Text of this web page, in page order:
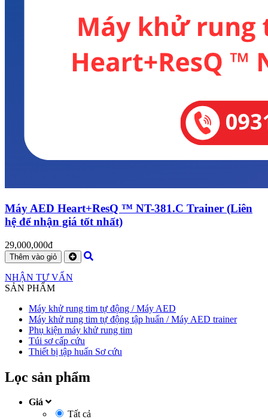
Máy AED Heart+ResQ ™ NT-381.C Trainer (Liên
hệ để nhận giá tốt nhất)
29,000,000đ
Thêm vào giỏ
NHẬN TƯ VẤN
SẢN PHẨM
Máy khử rung tim tự động / Máy AED
Máy khử rung tim tự động tập huấn / Máy AED trainer
Phụ kiện máy khử rung tim
Túi sơ cấp cứu
Thiết bị tập huấn Sơ cứu
Lọc sản phẩm
Giá
Tất cả